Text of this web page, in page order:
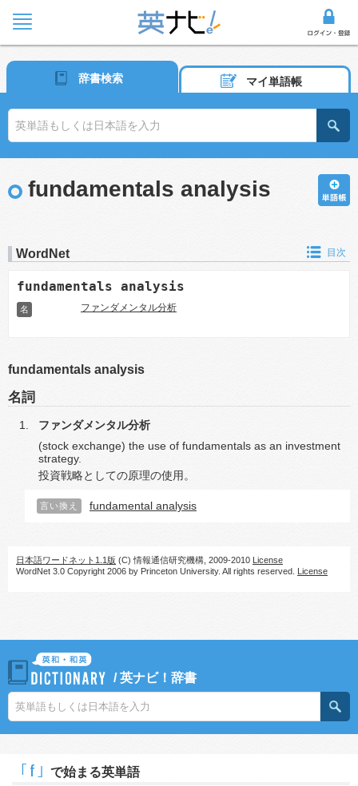
辞書検索 マイ単語帳
fundamentals analysis
WordNet 目次
fundamentals analysis
名 ファンダメンタル分析
fundamentals analysis
名詞
ファンダメンタル分析
(stock exchange) the use of fundamentals as an investment
strategy.
投資戦略としての原理の使用。
言い換え fundamental analysis
日本語ワードネット1.1版 (C) 情報通信研究機構, 2009-2010 License
WordNet 3.0 Copyright 2006 by Princeton University. All rights reserved. License
/英ナビ！辞書
｢f｣ で始まる英単語